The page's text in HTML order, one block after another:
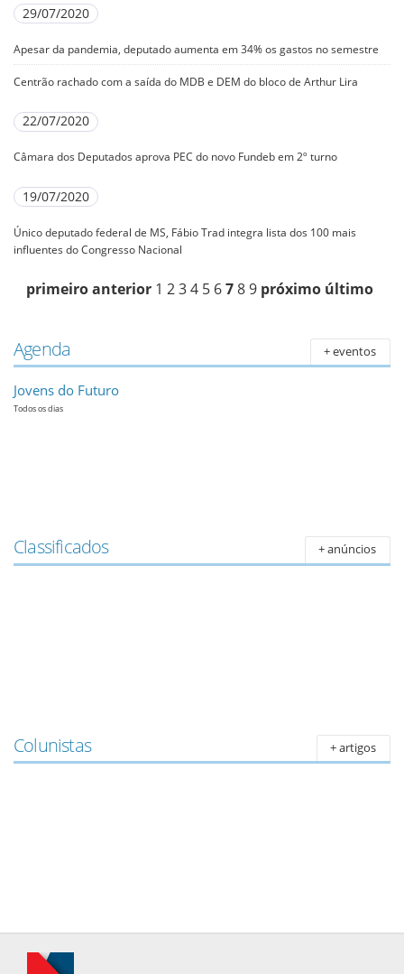
29/07/2020
Apesar da pandemia, deputado aumenta em 34% os gastos no semestre
Centrão rachado com a saída do MDB e DEM do bloco de Arthur Lira
22/07/2020
Câmara dos Deputados aprova PEC do novo Fundeb em 2º turno
19/07/2020
Único deputado federal de MS, Fábio Trad integra lista dos 100 mais
influentes do Congresso Nacional
primeiroanterior 1 234 5 6789 próximo último
Agenda + eventos
Jovens do Futuro
Todos os dias
Classificados + anúncios
Colunistas + artigos